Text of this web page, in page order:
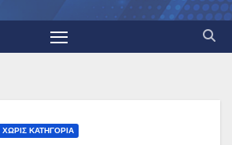
ΧΩΡΊΣ ΚΑΤΗΓΟΡΊΑ